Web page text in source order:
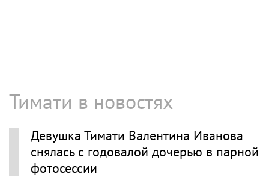
Тимати в новостях
Девушка Тимати Валентина Иванова
снялась с годовалой дочерью в парной
фотосессии